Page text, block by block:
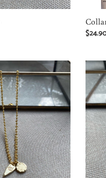
Precio
Collar
Star
Circón
Oro